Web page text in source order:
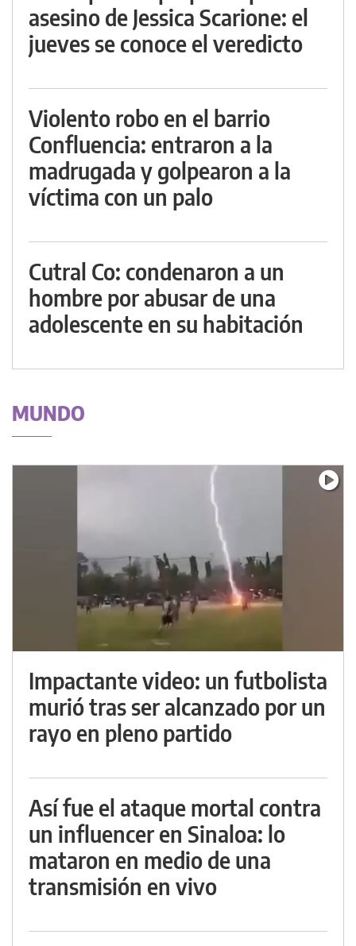
asesino de Jessica Scarione: el
jueves se conoce el veredicto
Violento robo en el barrio
Confluencia: entraron a la
madrugada y golpearon a la
víctima con un palo
Cutral Co: condenaron a un
hombre por abusar de una
adolescente en su habitación
MUNDO
Impactante video: un futbolista
murió tras ser alcanzado por un
rayo en pleno partido
Así fue el ataque mortal contra
un influencer en Sinaloa: lo
mataron en medio de una
transmisión en vivo